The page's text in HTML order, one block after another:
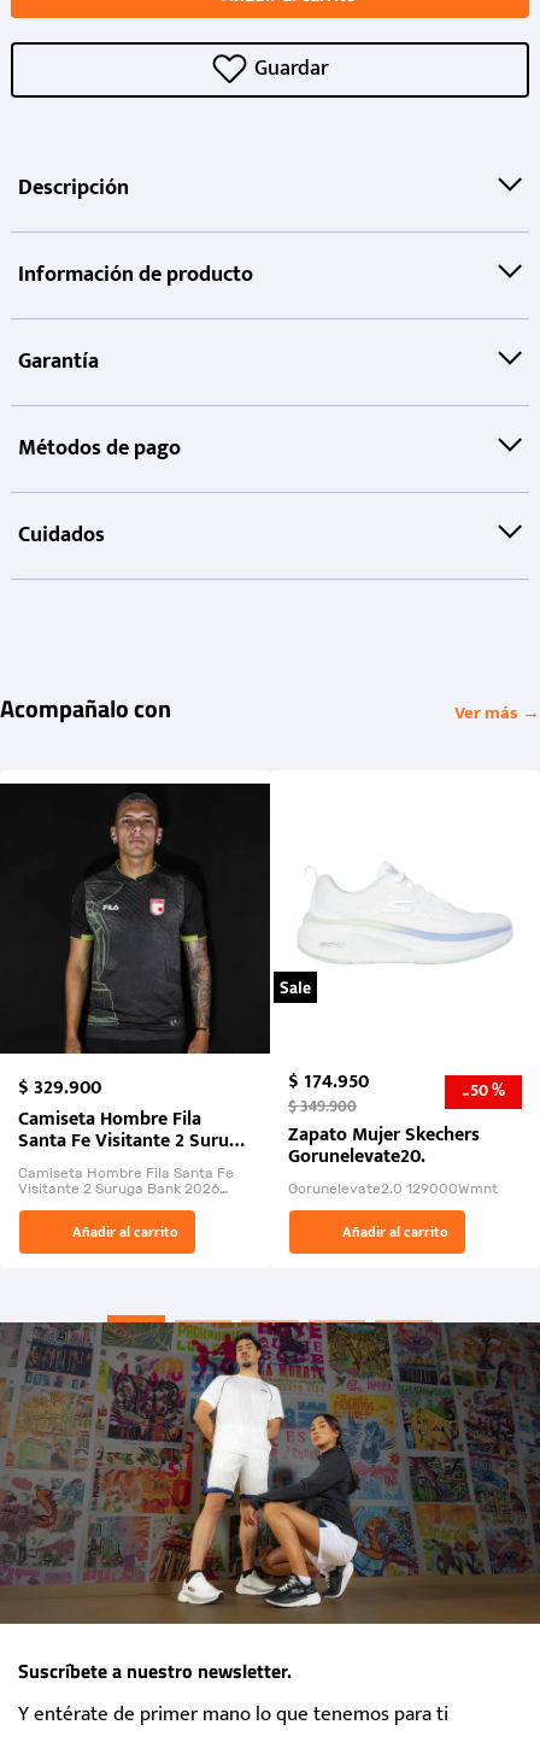
Descripción
Información de producto
Garantía
Métodos de pago
Cuidados
Acompañalo con Ver más →
$329.900
Camiseta Hombre Fila
Santa Fe Visitante 2 Suruga
Bank 2026
Camiseta Hombre Fila Santa Fe
Visitante 2 Suruga Bank 2026
El Rugido del Sol Naciente:
“Primeros para la Et...
Añadir al carrito
Sale
$174.950
$349.900 -50 %
Zapato Mujer Skechers
Gorunelevate20.
Gorunelevate2.0 129000Wmnt
Añadir al carrito
Suscríbete a nuestro newsletter.
Y entérate de primer mano lo que tenemos para ti